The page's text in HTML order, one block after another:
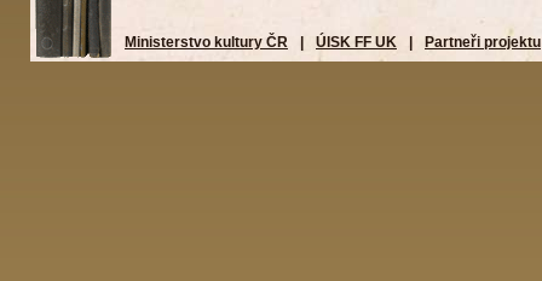
Ministerstvo kultury ČR ÚISK FF UK Partneři projektu